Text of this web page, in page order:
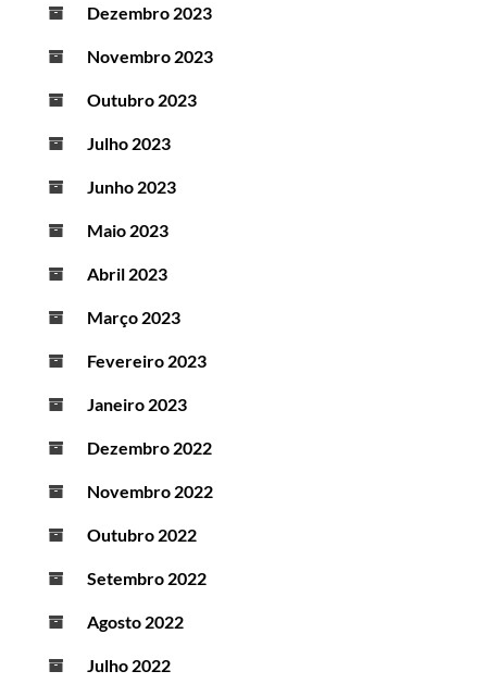
Dezembro 2023
Novembro 2023
Outubro 2023
Julho 2023
Junho 2023
Maio 2023
Abril 2023
Março 2023
Fevereiro 2023
Janeiro 2023
Dezembro 2022
Novembro 2022
Outubro 2022
Setembro 2022
Agosto 2022
Julho 2022